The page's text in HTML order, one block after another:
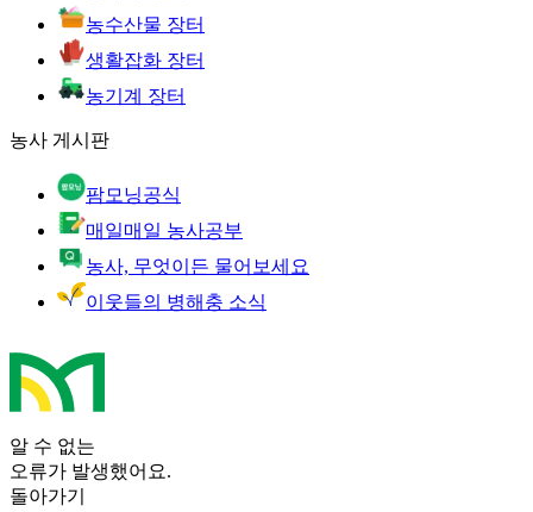
농수산물 장터
생활잡화 장터
농기계 장터
농사 게시판
팜모닝공식
매일매일 농사공부
농사, 무엇이든 물어보세요
이웃들의 병해충 소식
알 수 없는
오류가 발생했어요.
돌아가기